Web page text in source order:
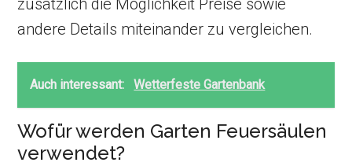
zusätzlich die Möglichkeit Preise sowie
andere Details miteinander zu vergleichen.
Auch interessant: Wetterfeste Gartenbank
Wofür werden Garten Feuersäulen
verwendet?